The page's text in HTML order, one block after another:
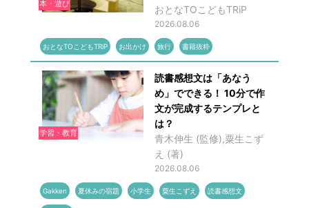
本・遊び
おとなTOこどもTRiP
2026.08.06
おとなTOこどもTRiP お出かけ 旅行 書籍抜粋
学習・教育
読書感想文は「あなう
め」でできる！ 10分で作
文が完成するテンプレと
は？
青木伸生 (監修),粟生こず
え (著)
2026.08.06
Gakken 夏休みの宿題 小学生 粟生こずえ 読書感想文